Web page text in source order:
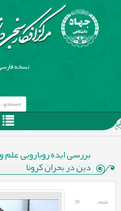
نسخه
بررسی ایده رویارویی
دین در بحران کرونا
شنبه, 30